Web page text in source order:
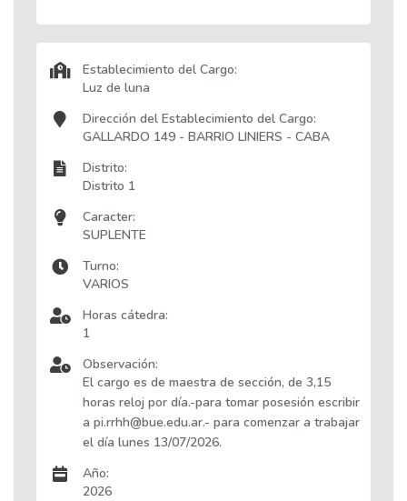
Establecimiento del Cargo:
Luz de luna
Dirección del Establecimiento del Cargo:
GALLARDO 149 - BARRIO LINIERS - CABA
Distrito:
Distrito 1
Caracter:
SUPLENTE
Turno:
VARIOS
Horas cátedra:
1
Observación:
El cargo es de maestra de sección, de 3,15
horas reloj por día.-para tomar posesión escribir
a pi.rrhh@bue.edu.ar.- para comenzar a trabajar
el día lunes 13/07/2026.
Año:
2026